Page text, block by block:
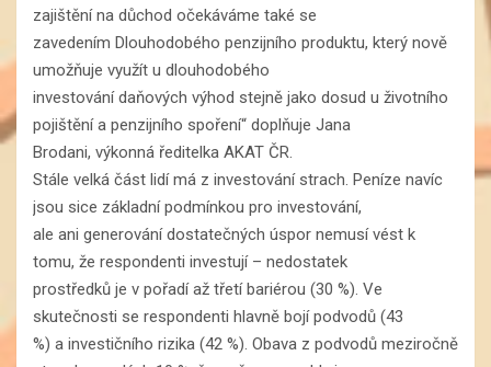
zajištění na důchod očekáváme také se
zavedením Dlouhodobého penzijního produktu, který nově
umožňuje využít u dlouhodobého
investování daňových výhod stejně jako dosud u životního
pojištění a penzijního spoření“ doplňuje Jana
Brodani, výkonná ředitelka AKAT ČR.
Stále velká část lidí má z investování strach. Peníze navíc
jsou sice základní podmínkou pro investování,
ale ani generování dostatečných úspor nemusí vést k
tomu, že respondenti investují – nedostatek
prostředků je v pořadí až třetí bariérou (30 %). Ve
skutečnosti se respondenti hlavně bojí podvodů (43
%) a investičního rizika (42 %). Obava z podvodů meziročně